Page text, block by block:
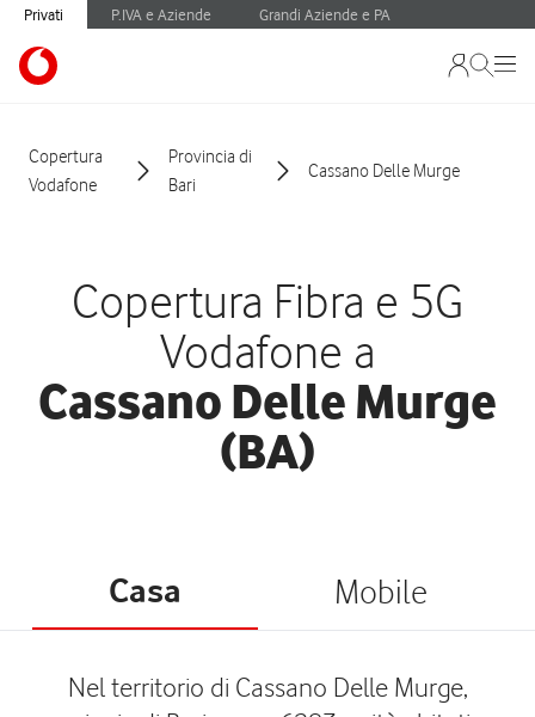
Privati P.IVA e Aziende Grandi Aziende e PA
Copertura
Vodafone
Provincia di
Bari
Cassano Delle Murge
Copertura Fibra e 5G
Vodafone a
Cassano Delle Murge
(BA)
Casa Mobile
Nel territorio di Cassano Delle Murge,